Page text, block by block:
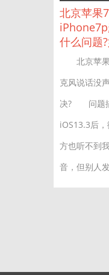
北京苹果
什么问题
北京苹果
克风说话没
决? 问题
iOS13.3后
方也听不到
音，但别人